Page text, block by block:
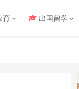
育 出国留学